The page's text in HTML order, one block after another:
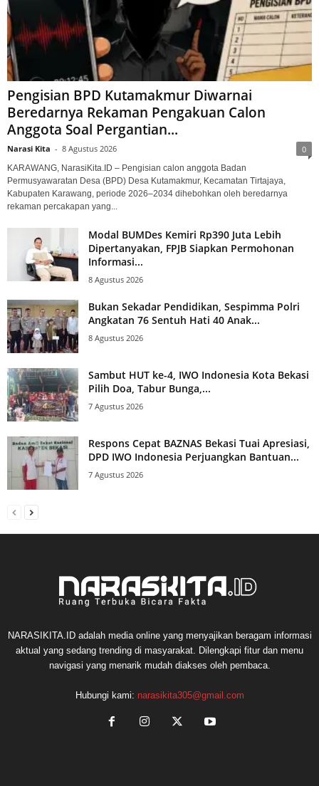
Pengisian BPD Kutamakmur Diwarnai
Beredarnya Rekaman Pengakuan Calon
Anggota Soal Pergantian...
Narasi Kita - 8 Agustus 2026 0
KARAWANG, NarasiKita.ID – Pengisian calon anggota Badan
Permusyawaratan Desa (BPD) Desa Kutamakmur, Kecamatan Tirtajaya,
Kabupaten Karawang, periode 2026–2034 dihebohkan oleh beredarnya
rekaman percakapan yang...
Modal BUMDes Kemiri Rp390 Juta Lebih
Dipertanyakan, FPJB Siapkan Permohonan
Informasi...
8 Agustus 2026
Bukan Sekadar Pendidikan, Sespimma Polri
Angkatan 76 Sentuh Hati 40 Anak...
8 Agustus 2026
Sambut HUT ke-4, IWO Indonesia Kota Bekasi
Pilih Doa, Tabur Bunga,...
7 Agustus 2026
Respons Cepat BAZNAS Bekasi Tuai Apresiasi,
DPD IWO Indonesia Perjuangkan Bantuan...
7 Agustus 2026
NARASIKITA.ID adalah media online yang menyajikan beragam informasi
aktual yang sedang trending di masyarakat. Dilengkapi fitur dan menu
navigasi yang menarik mudah diakses oleh pembaca.
Hubungi kami: narasikita305@gmail.com